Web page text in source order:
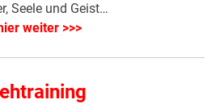
Seele und Geist…
hier weiter >>>